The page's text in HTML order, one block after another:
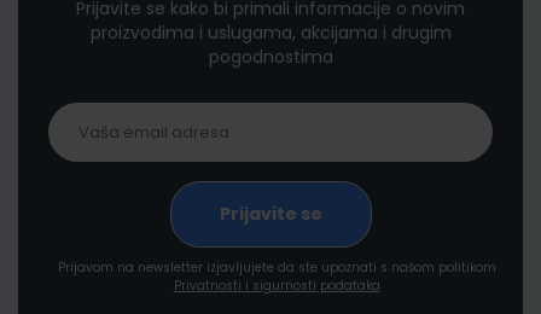
Prijavite se kako bi primali informacije o novim
proizvodima i uslugama, akcijama i drugim
pogodnostima
Prijavom na newsletter izjavljujete da ste upoznati s našom politikom
Privatnosti i sigurnosti podataka